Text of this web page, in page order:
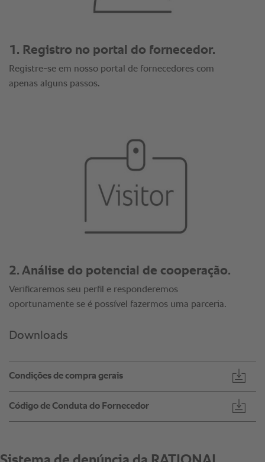
1. Registro no portal do fornecedor.
Registre-se em nosso portal de fornecedores com
apenas alguns passos.
2. Análise do potencial de cooperação.
Verificaremos seu perfil e responderemos
oportunamente se é possível fazermos uma parceria.
Downloads
Condições de compra gerais
Código de Conduta do Fornecedor